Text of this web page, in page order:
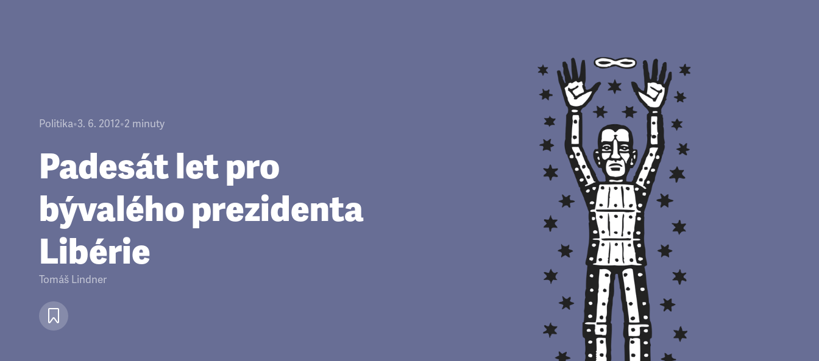
Politika•3. 6. 2012•2 minuty
Padesát let pro
bývalého prezidenta
Libérie
Tomáš Lindner